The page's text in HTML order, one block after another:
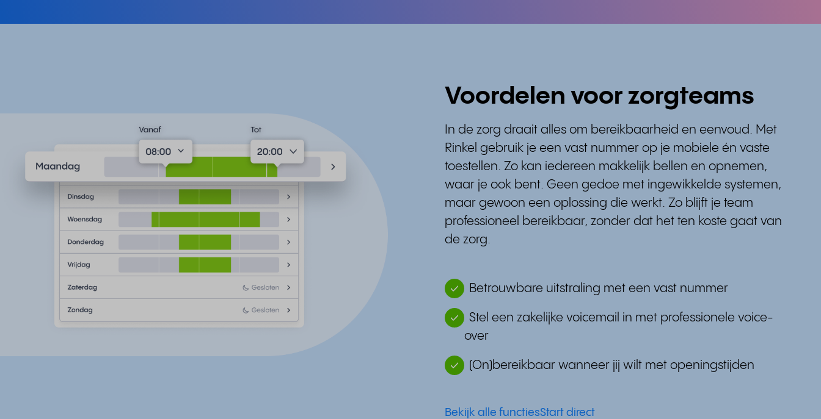
Voordelen voor zorgteams
In de zorg draait alles om bereikbaarheid en eenvoud. Met
Rinkel gebruik je een vast nummer op je mobiele én vaste
toestellen. Zo kan iedereen makkelijk bellen en opnemen,
waar je ook bent. Geen gedoe met ingewikkelde systemen,
maar gewoon een oplossing die werkt. Zo blijft je team
professioneel bereikbaar, zonder dat het ten koste gaat van
de zorg.
Betrouwbare uitstraling met een vast nummer
Stel een zakelijke voicemail in met professionele voice-
over
(On)bereikbaar wanneer jij wilt met openingstijden
Bekijk alle functiesStart direct